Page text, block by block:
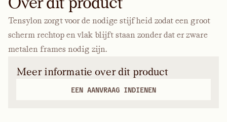
Tensylon zorgt voor de nodige stijfheid zodat een groot
scherm rechtop en vlak blijft staan zonder dat er zware
metalen frames nodig zijn.
Meer informatie over dit product
EEN AANVRAAG INDIENEN